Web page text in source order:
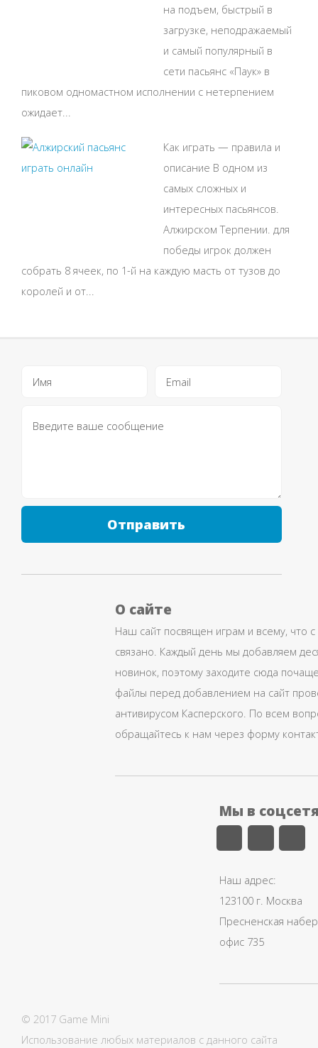
на подъем, быстрый в
загрузке, неподражаемый
и самый популярный в
сети пасьянс «Паук» в
пиковом одномастном исполнении с нетерпением
ожидает...
Как играть — правила и
описание В одном из
самых сложных и
интересных пасьянсов.
Алжирском Терпении. для
победы игрок должен
собрать 8 ячеек, по 1-й на каждую масть от тузов до
королей и от...
Отправить
О сайте
Наш сайт посвящен играм и всему, что
связано. Каждый день мы добавляем
новинок, поэтому заходите сюда
файлы перед добавлением на сайт
антивирусом Касперского. По всем
обращайтесь к нам через форму
Мы в
Наш адрес:
123100 г. Москва
Пресненская
офис 735
© 2017 Game Mini
Использование любых материалов с данного сайта